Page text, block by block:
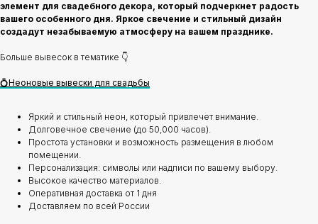
элемент для свадебного декора, который подчеркнет радость
вашего особенного дня. Яркое свечение и стильный дизайн
создадут незабываемую атмосферу на вашем празднике.
Больше вывесок в тематике 👇
💍Неоновые вывески для свадьбы
Яркий и стильный неон, который привлечет внимание.
Долговечное свечение (до 50,000 часов).
Простота установки и возможность размещения в любом
помещении.
Персонализация: символы или надписи по вашему выбору.
Высокое качество материалов.
Оперативная доставка от 1 дня
Доставляем по всей России